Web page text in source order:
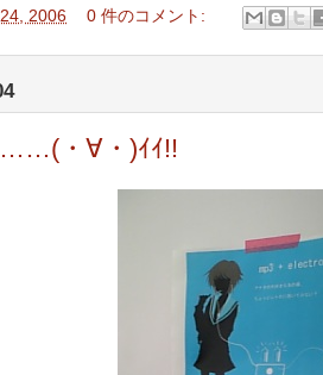
2006 0 件のコメント:
・∀・)ｲｲ!!